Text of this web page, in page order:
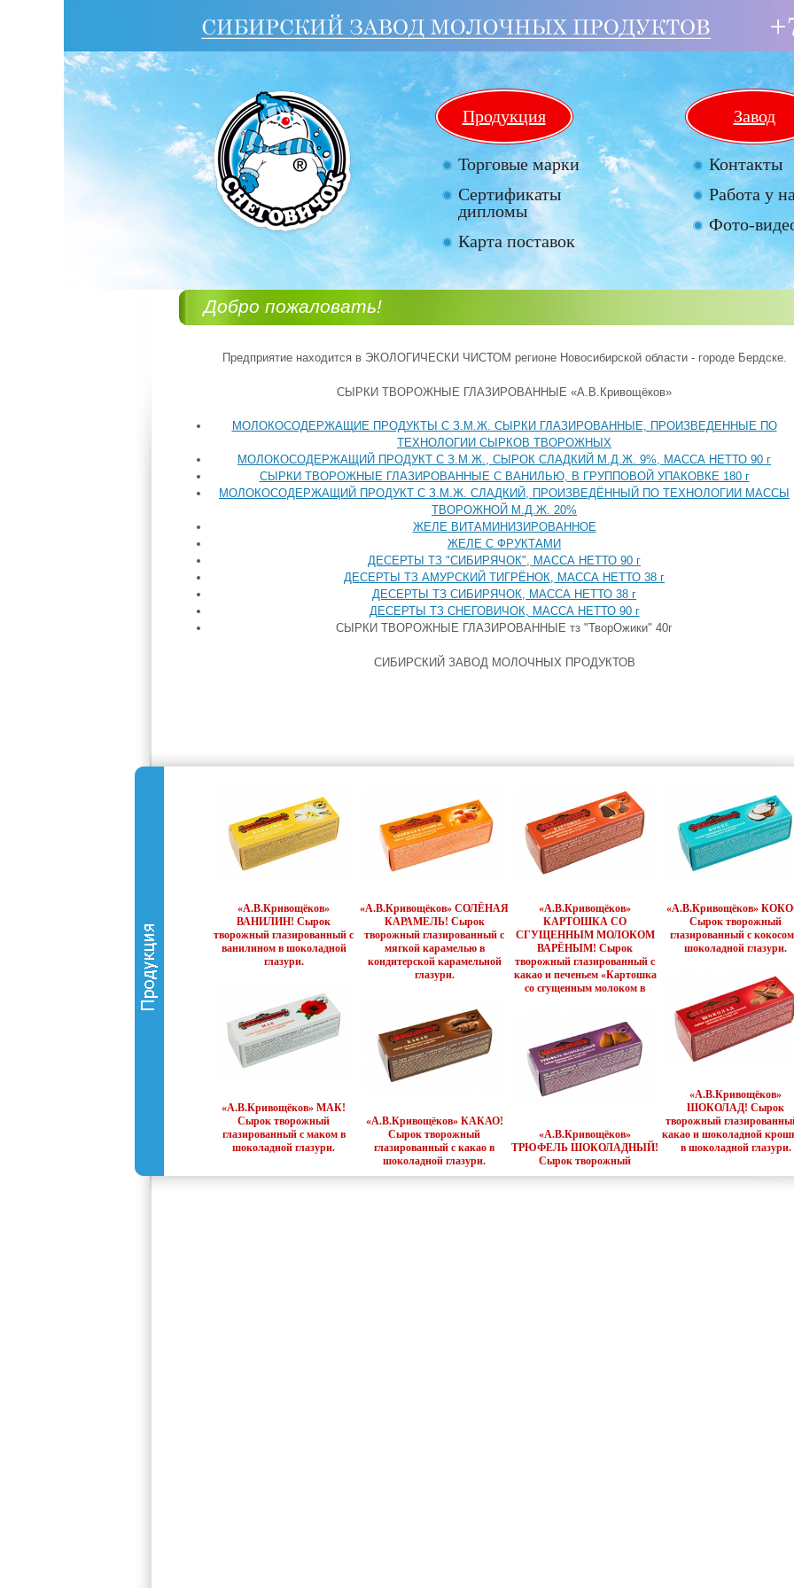
Продукция
Торговые марки
Сертификаты
дипломы
Карта поставок
Завод
Контакты
Работа у
Фото-
Добро пожаловать!
Предприятие находится в ЭКОЛОГИЧЕСКИ ЧИСТОМ регионе Новосибирской области - городе Бердске.
СЫРКИ ТВОРОЖНЫЕ ГЛАЗИРОВАННЫЕ «А.В.Кривощёков»
МОЛОКОСОДЕРЖАЩИЕ ПРОДУКТЫ С З.М.Ж. СЫРКИ ГЛАЗИРОВАННЫЕ, ПРОИЗВЕДЕННЫЕ ПО
ТЕХНОЛОГИИ СЫРКОВ ТВОРОЖНЫХ
МОЛОКОСОДЕРЖАЩИЙ ПРОДУКТ С З.М.Ж., СЫРОК СЛАДКИЙ М.Д.Ж. 9%, МАССА НЕТТО 90 г
СЫРКИ ТВОРОЖНЫЕ ГЛАЗИРОВАННЫЕ С ВАНИЛЬЮ, В ГРУППОВОЙ УПАКОВКЕ 180 г
МОЛОКОСОДЕРЖАЩИЙ ПРОДУКТ С З.М.Ж. СЛАДКИЙ, ПРОИЗВЕДЁННЫЙ ПО ТЕХНОЛОГИИ МАССЫ
ТВОРОЖНОЙ М.Д.Ж. 20%
ЖЕЛЕ ВИТАМИНИЗИРОВАННОЕ
ЖЕЛЕ C ФРУКТАМИ
ДЕСЕРТЫ ТЗ "СИБИРЯЧОК", МАССА НЕТТО 90 г
ДЕСЕРТЫ ТЗ АМУРСКИЙ ТИГРЁНОК, МАССА НЕТТО 38 г
ДЕСЕРТЫ ТЗ СИБИРЯЧОК, МАССА НЕТТО 38 г
ДЕСЕРТЫ ТЗ СНЕГОВИЧОК, МАССА НЕТТО 90 г
СЫРКИ ТВОРОЖНЫЕ ГЛАЗИРОВАННЫЕ тз "ТворОжики" 40г
СИБИРСКИЙ ЗАВОД МОЛОЧНЫХ ПРОДУКТОВ
«А.В.Кривощёков»
ВАНИЛИН! Сырок
творожный глазированный с
ванилином в шоколадной
глазури.
«А.В.Кривощёков» МАК!
Сырок творожный
глазированный с маком в
шоколадной глазури.
«А.В.Кривощёков» СОЛЁНАЯ
КАРАМЕЛЬ! Сырок
творожный глазированный с
мягкой карамелью в
кондитерской карамельной
глазури.
«А.В.Кривощёков» КАКАО!
Сырок творожный
глазированный с какао в
шоколадной глазури.
«А.В.Кривощёков»
КАРТОШКА СО
СГУЩЕННЫМ МОЛОКОМ
ВАРЁНЫМ! Сырок
творожный глазированный с
какао и печеньем «Картошка
со сгущенным молоком в
«А.В.Кривощёков»
ТРЮФЕЛЬ ШОКОЛАДНЫЙ!
Сырок творожный
глазированный с какао,
«А.В.Кривощёков»
Сырок творожный
глазированный с
шоколадной глазури.
«А.В.Кривощёков»
ШОКОЛАД! Сырок
творожный
какао и шоколадной
в шоколадной глазури.